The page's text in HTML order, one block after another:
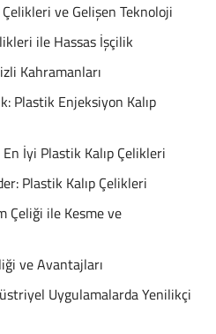
ve Gelişen Teknoloji
ile Hassas İşçilik
Kahramanları
Plastik Enjeksiyon Kalıp
İyi Plastik Kalıp Çelikleri
Plastik Kalıp Çelikleri
Çeliği ile Kesme ve
ve Avantajları
Uygulamalarda Yenilikçi